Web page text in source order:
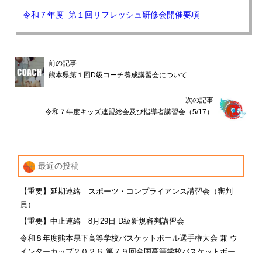
令和７年度_第１回リフレッシュ研修会開催要項
前の記事
熊本県第１回D級コーチ養成講習会について
次の記事
令和７年度キッズ連盟総会及び指導者講習会（5/17）
最近の投稿
【重要】延期連絡 スポーツ・コンプライアンス講習会（審判
員）
【重要】中止連絡 8月29日 D級新規審判講習会
令和８年度熊本県下高等学校バスケットボール選手権大会 兼 ウ